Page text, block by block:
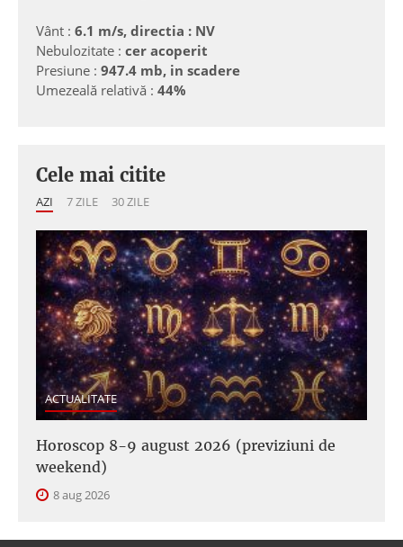
Vânt : 6.1 m/s, directia : NV
Nebulozitate : cer acoperit
Presiune : 947.4 mb, in scadere
Umezeală relativă : 44%
Cele mai citite
AZI 7 ZILE 30 ZILE
ACTUALITATE
Horoscop 8-9 august 2026 (previziuni de
weekend)
8 aug 2026